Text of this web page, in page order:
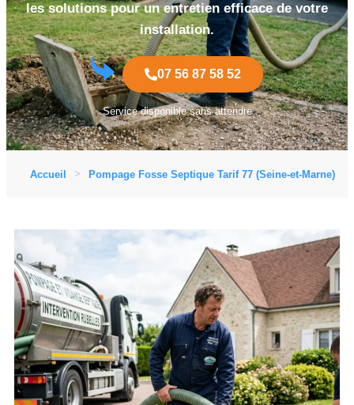
les solutions pour un entretien efficace de votre
installation.
07 56 87 58 52
Service disponible sans attendre
Accueil Pompage Fosse Septique Tarif 77 (Seine-et-Marne)